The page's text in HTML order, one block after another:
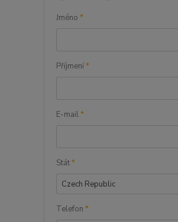
Jméno *
Příjmení*
E-mail*
Stát*
Czech Republic
Telefon *